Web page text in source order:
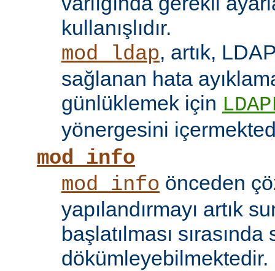
kullanışlıdır.
mod_ldap, artık,
sağlanan hata
günlüklemek için
yönergesini
mod_info
mod_info önceden
yapılandırmayı artık
başlatılması sırasında
dökümleyebilmektedir.